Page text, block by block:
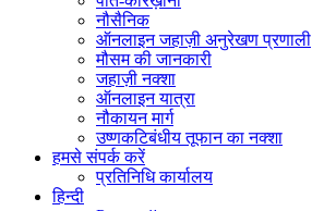
नौसैनिक
ऑनलाइन जहाज़ी अनुरेखण प्रणाली
मौसम की जानकारी
जहाज़ी नक्शा
ऑनलाइन यात्रा
नौकायन मार्ग
उष्णकटिबंधीय तूफान का नक्शा
हमसे संपर्क करें
प्रतिनिधि कार्यालय
हिन्दी